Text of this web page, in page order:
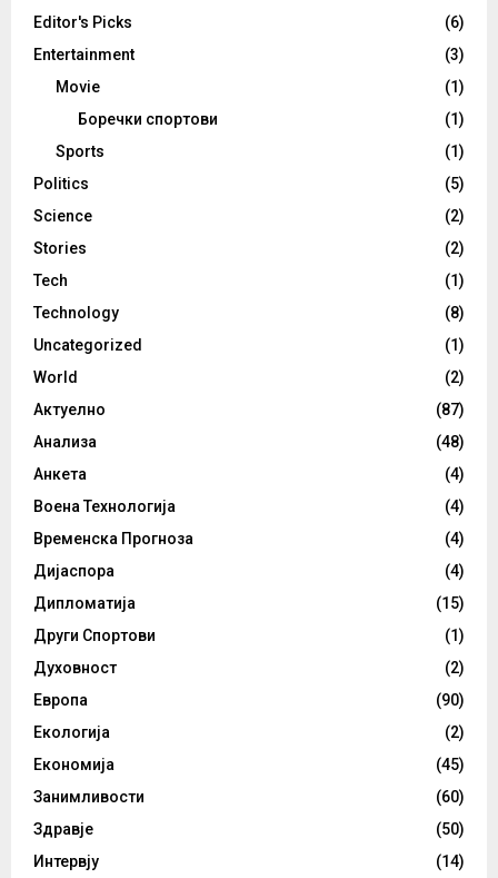
Editor's Picks
(6)
Entertainment
(3)
Movie
(1)
Боречки спортови
(1)
Sports
(1)
Politics
(5)
Science
(2)
Stories
(2)
Tech
(1)
Technology
(8)
Uncategorized
(1)
World
(2)
Актуелно
(87)
Анализа
(48)
Анкета
(4)
Воена Технологија
(4)
Временска Прогноза
(4)
Дијаспора
(4)
Дипломатија
(15)
Други Спортови
(1)
Духовност
(2)
Европа
(90)
Екологија
(2)
Економија
(45)
Занимливости
(60)
Здравје
(50)
Интервју
(14)